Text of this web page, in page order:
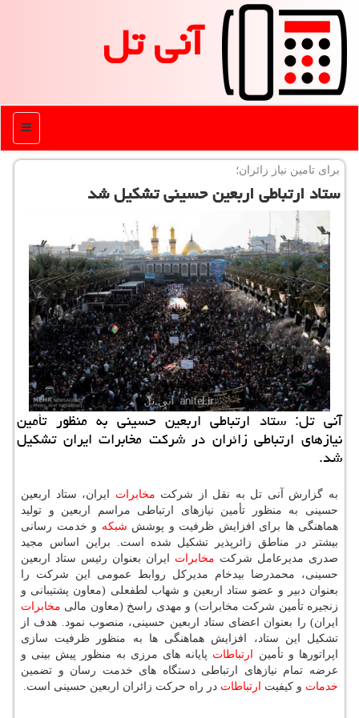
آنی تل
منو
برای تامین نیاز زائران؛
ستاد ارتباطی اربعین حسینی تشكیل شد
آنی تل: ستاد ارتباطی اربعین حسینی به منظور تأمین
نیازهای ارتباطی زائران در شركت مخابرات ایران تشكیل
شد.
به گزارش آنی تل به نقل از شركت مخابرات ایران، ستاد اربعین
حسینی به منظور تأمین نیازهای ارتباطی مراسم اربعین و تولید
هماهنگی ها برای افزایش ظرفیت و پوشش شبكه و خدمت رسانی
بیشتر در مناطق زائرپذیر تشكیل شده است. براین اساس مجید
صدری مدیرعامل شركت مخابرات ایران بعنوان رئیس ستاد اربعین
حسینی، محمدرضا بیدخام مدیركل روابط عمومی این شركت را
بعنوان دبیر و عضو ستاد اربعین و شهاب لطفعلی (معاون پشتیبانی و
زنجیره تأمین شركت مخابرات) و مهدی راسخ (معاون مالی مخابرات
ایران) را بعنوان اعضای ستاد اربعین حسینی، منصوب نمود. هدف از
تشكیل این ستاد، افزایش هماهنگی ها به منظور ظرفیت سازی
اپراتورها و تأمین ارتباطات پایانه های مرزی به منظور پیش بینی و
عرضه تمام نیازهای ارتباطی دستگاه های خدمت رسان و تضمین
خدمات و كیفیت ارتباطات در راه حركت زائران اربعین حسینی است.